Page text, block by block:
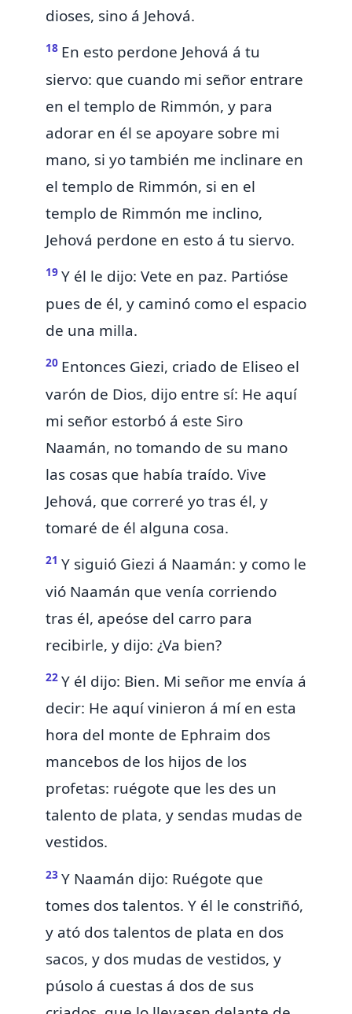
dioses, sino á Jehová.
18 En esto perdone Jehová á tu
siervo: que cuando mi señor entrare
en el templo de Rimmón, y para
adorar en él se apoyare sobre mi
mano, si yo también me inclinare en
el templo de Rimmón, si en el
templo de Rimmón me inclino,
Jehová perdone en esto á tu siervo.
19 Y él le dijo: Vete en paz. Partióse
pues de él, y caminó como el espacio
de una milla.
20 Entonces Giezi, criado de Eliseo el
varón de Dios, dijo entre sí: He aquí
mi señor estorbó á este Siro
Naamán, no tomando de su mano
las cosas que había traído. Vive
Jehová, que correré yo tras él, y
tomaré de él alguna cosa.
21 Y siguió Giezi á Naamán: y como le
vió Naamán que venía corriendo
tras él, apeóse del carro para
recibirle, y dijo: ¿Va bien?
22 Y él dijo: Bien. Mi señor me envía á
decir: He aquí vinieron á mí en esta
hora del monte de Ephraim dos
mancebos de los hijos de los
profetas: ruégote que les des un
talento de plata, y sendas mudas de
vestidos.
23 Y Naamán dijo: Ruégote que
tomes dos talentos. Y él le constriñó,
y ató dos talentos de plata en dos
sacos, y dos mudas de vestidos, y
púsolo á cuestas á dos de sus